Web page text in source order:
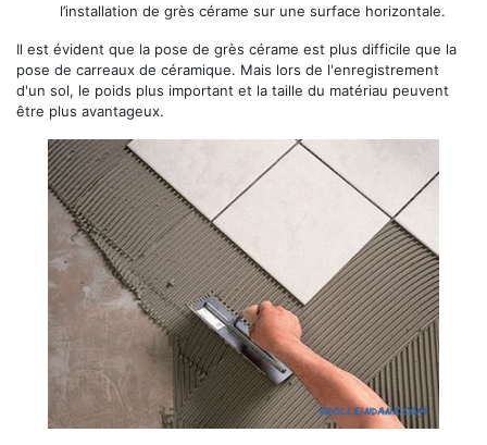
l’installation de grès cérame sur une surface horizontale.
Il est évident que la pose de grès cérame est plus difficile que la
pose de carreaux de céramique. Mais lors de l'enregistrement
d'un sol, le poids plus important et la taille du matériau peuvent
être plus avantageux.